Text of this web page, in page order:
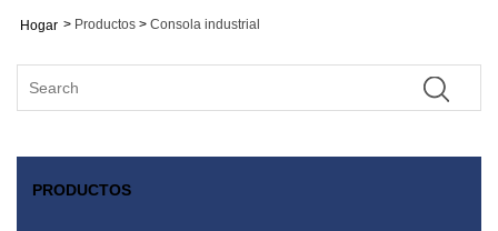
Hogar > Productos > Consola industrial
PRODUCTOS